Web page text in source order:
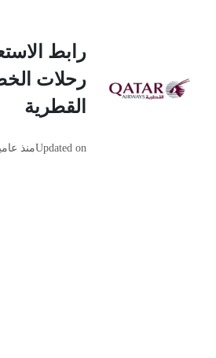
رابط
رحلات
القطرية
Updated onمنذ